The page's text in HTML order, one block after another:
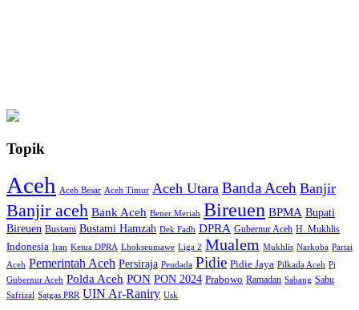
Topik
Aceh Aceh Besar Aceh Timur Aceh Utara Banda Aceh Banjir
Banjir aceh Bank Aceh Bener Meriah Bireuen BPMA Bupati
Bireuen Bustami Bustami Hamzah Dek Fadh DPRA Gubernur Aceh H. Mukhlis
Indonesia Iran Ketua DPRA Lhokseumawe Liga 2 Mualem Mukhlis Narkoba Partai
Aceh Pemerintah Aceh Persiraja Peudada Pidie Pidie Jaya Pilkada Aceh Pj
Gubernur Aceh Polda Aceh PON PON 2024 Prabowo Ramadan Sabang Sabu
Safrizal Satgas PRR UIN Ar-Raniry Usk